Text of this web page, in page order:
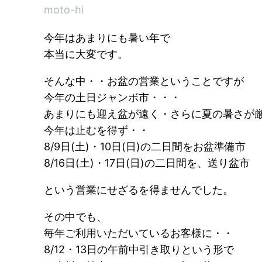
moto-hi
今年はあまりにも暑い年で
本当に大変です。
そんな中・・お盆の営業ということですが
今年の土日ジャンボ市・・・
あまりにも迎え盆が遠く・さらに夏の暑さが
今年は止むを得ず・・
8/9日(土)・10日(日)の二日間をお盆準備市
8/16日(土)・17日(日)の二日間を、送り盆市
という営業にせざるを得ませんでした。
その中でも、
毎年ご利用いただいているお客様に・・
8/12・13日の午前中引き取りという形で